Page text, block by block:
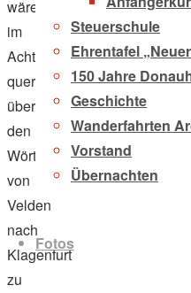
Steuerschule
Ehrentafel
150 Jahre
Geschichte
Wanderfahrten
Vorstand
Übernachten
Fotos
wäre,
im
Achter
quer
über
den
Wörthersee
von
Velden
nach
Klagenfurt
zu